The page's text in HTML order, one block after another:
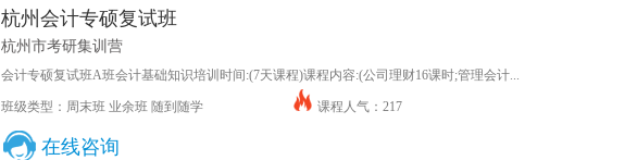
杭州会计专硕复试班
杭州市考研集训营
会计专硕复试班A班会计基础知识培训时间:(7天课程)课程内容:(公司理财16课时;管理会计...
班级类型：周末班 业余班 随到随学 课程人气：217
在线咨询